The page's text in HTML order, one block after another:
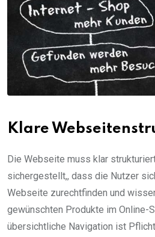
Klare
Die Webseite muss klar
sichergestellt,, dass die Nutzer
Webseite zurechtfinden und
gewünschten Produkte im Online-
übersichtliche Navigation ist